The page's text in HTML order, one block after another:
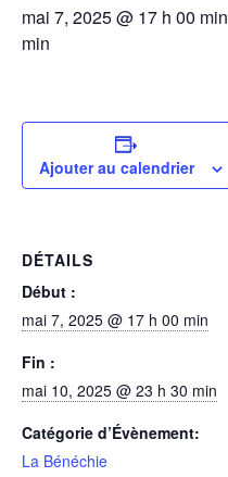
mai 7, 2025 @ 17 h 00 min
min
Ajouter au calendrier
DÉTAILS
Début :
mai 7, 2025 @ 17 h 00 min
Fin :
mai 10, 2025 @ 23 h 30 min
Catégorie d’Évènement:
La Bénéchie